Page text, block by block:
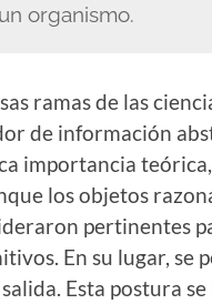
organismo.
ramas de las
de información
importancia
los objetos
pertinentes
En su lugar, se
Esta postura